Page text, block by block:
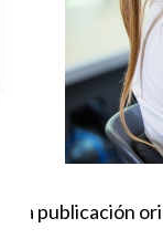
la publicación